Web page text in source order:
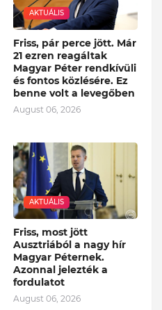
AKTUÁLIS
Friss, pár perce jött. Már
21 ezren reagáltak
Magyar Péter rendkívüli
és fontos közlésére. Ez
benne volt a levegőben
August 06, 2026
AKTUÁLIS
Friss, most jött
Ausztriából a nagy hír
Magyar Péternek.
Azonnal jelezték a
fordulatot
August 06, 2026